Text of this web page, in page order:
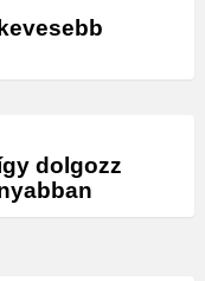
dolgozz